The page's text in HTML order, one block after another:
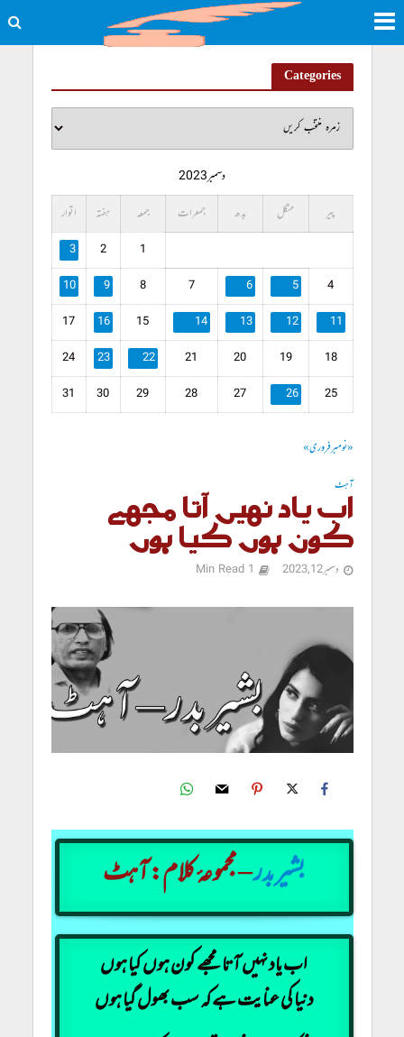
Categories
دسمبر 2023
پیر
منگل بدھ جمعرات جمعہ ہفتہ اتوار
1
2
3
4
5
6
7
8
9
10
11
12
13
14
15
16
17
18
19
20
21
22
23
24
25
26
27
28
29
30
31
« نومبرفروری »
آہٹ
اب یاد نہیں آتا مجھے
کون ہوں کیا ہوں
دسمبر 12, 2023 1 Min Read
بشیربدر– مجموعۂ کلام: آہٹ
اب یاد نہیں آتا مجھے کون ہوں کیا ہوں
دنیا کی عنایت ہے کہ سب بھول گیا ہوں